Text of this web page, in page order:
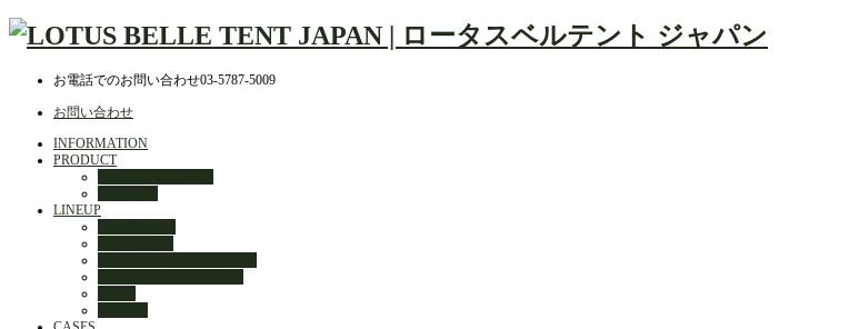
お電話でのお問い合わせ03-5787-5009
お問い合わせ
INFORMATION
PRODUCT
LINEUP